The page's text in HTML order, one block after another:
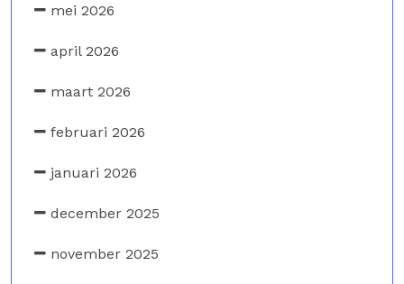
mei 2026
april 2026
maart 2026
februari 2026
januari 2026
december 2025
november 2025